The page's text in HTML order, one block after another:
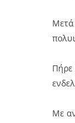
Μετά
Πήρε
Με